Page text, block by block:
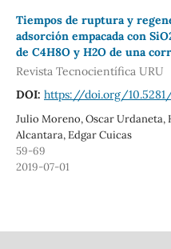
Tiempos de ruptura y
adsorción empacada con
de C4H8O y H2O de una
Revista Tecnocientífica URU
DOI: https://doi.org/10.5281/
Julio Moreno, Oscar
Alcantara, Edgar Cuicas
59-69
2019-07-01